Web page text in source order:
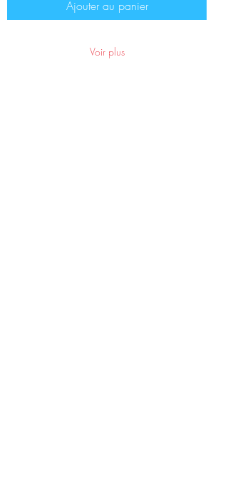
Ajouter au panier
Voir plus